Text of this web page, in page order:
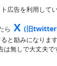
広告を利用して
ら X (旧
と励みになります
は無しで大丈夫で